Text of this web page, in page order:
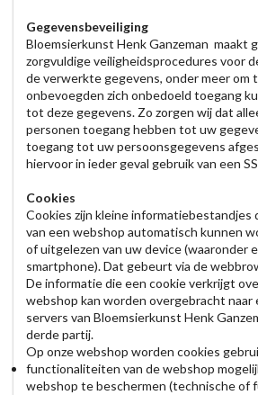
Gegevensbeveiliging
Bloemsierkunst Henk Ganzeman maakt
zorgvuldige veiligheidsprocedures voor
de verwerkte gegevens, onder meer om
onbevoegden zich onbedoeld toegang
tot deze gegevens. Zo zorgen wij dat
personen toegang hebben tot uw
toegang tot uw persoonsgegevens
hiervoor in ieder geval gebruik van een
Cookies
Cookies zijn kleine informatiebestandjes
van een webshop automatisch kunnen
of uitgelezen van uw device (waaronder
smartphone). Dat gebeurt via de
De informatie die een cookie verkrijgt
webshop kan worden overgebracht naar
servers van Bloemsierkunst Henk
derde partij.
Op onze webshop worden cookies
functionaliteiten van de webshop
webshop te beschermen (technische of